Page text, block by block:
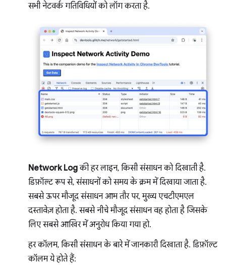
सभी नेटवर्क गतिविधियों को लॉग करता है.
Network Logकी हर लाइन, किसी संसाधन को दिखाती है.
डिफ़ॉल्ट रूप से, संसाधनों को समय के क्रम में दिखाया जाता है.
सबसे ऊपर मौजूद संसाधन आम तौर पर, मुख्य एचटीएमएल
दस्तावेज़ होता है. सबसे नीचे मौजूद संसाधन वह होता है जिसके
लिए सबसे आखिर में अनुरोध किया गया हो.
हर कॉलम, किसी संसाधन के बारे में जानकारी दिखाता है. डिफ़ॉल्ट
कॉलम ये होते हैं: